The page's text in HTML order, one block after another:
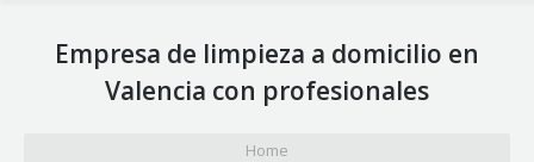
Empresa de limpieza a domicilio en
Valencia con profesionales
Home